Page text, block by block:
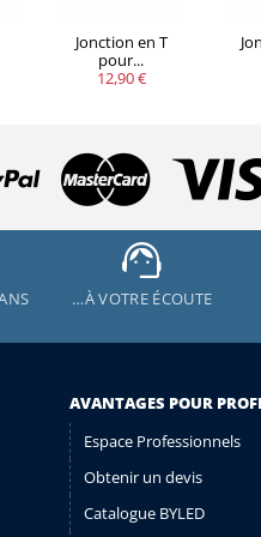
Jonction en T
pour...
12,90 €
…À VOTRE ÉCOUTE
AVANTAGES POUR
Espace Professionnels
Obtenir un devis
Catalogue BYLED